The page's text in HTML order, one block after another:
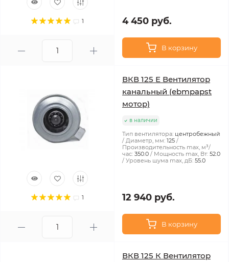
1 4 450 руб.
В корзину
1
ВКВ 125 Е Вентилятор
канальный (ebmpapst
мотор)
в наличии
Тип вентилятора: центробежный
Диаметр, мм: 125
Производительность max, м³/
час: 350.0 Мощность max, Вт: 52.0
Уровень шума max, дБ: 55.0
12 940 руб.
В корзину
ВКВ 125 К Вентилятор